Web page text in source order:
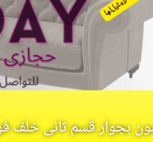
بجوار قسم ثانى خلف